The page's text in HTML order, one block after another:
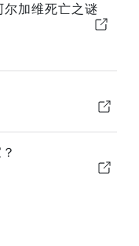
加维死亡之谜